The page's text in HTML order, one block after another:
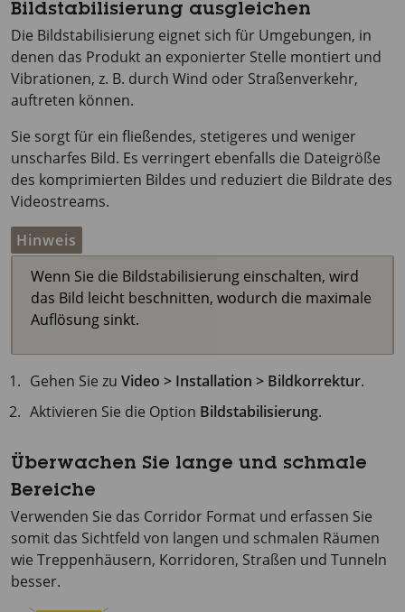
Bildstabilisierung ausgleichen
Die Bildstabilisierung eignet sich für Umgebungen, in
denen das Produkt an exponierter Stelle montiert und
Vibrationen, z. B. durch Wind oder Straßenverkehr,
auftreten können.
Sie sorgt für ein fließendes, stetigeres und weniger
unscharfes Bild. Es verringert ebenfalls die Dateigröße
des komprimierten Bildes und reduziert die Bildrate des
Videostreams.
Hinweis
Wenn Sie die Bildstabilisierung einschalten, wird
das Bild leicht beschnitten, wodurch die maximale
Auflösung sinkt.
Gehen Sie zuVideo > Installation > Bildkorrektur.
Aktivieren Sie die Option Bildstabilisierung.
Überwachen Sie lange und schmale
Bereiche
Verwenden Sie das Corridor Format und erfassen Sie
somit das Sichtfeld von langen und schmalen Räumen
wie Treppenhäusern, Korridoren, Straßen und Tunneln
besser.